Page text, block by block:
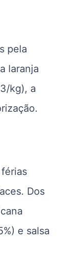
pela
laranja
kg), a
Dos
e salsa